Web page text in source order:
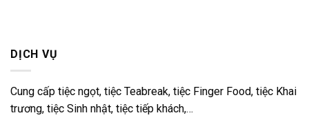
DỊCH VỤ
Cung cấp tiệc ngọt, tiệc Teabreak, tiệc Finger Food, tiệc Khai
trương, tiệc Sinh nhật, tiệc tiếp khách,…